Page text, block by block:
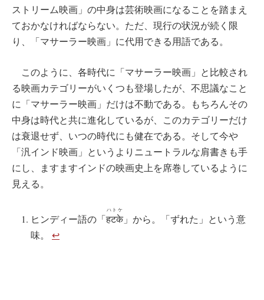
ストリーム映画」の中身は芸術映画になることを踏まえ
ておかなければならない。ただ、現行の状況が続く限
り、「マサーラー映画」に代用できる用語である。
このように、各時代に「マサーラー映画」と比較され
る映画カテゴリーがいくつも登場したが、不思議なこと
に「マサーラー映画」だけは不動である。もちろんその
中身は時代と共に進化しているが、このカテゴリーだけ
は衰退せず、いつの時代にも健在である。そして今や
「汎インド映画」というよりニュートラルな肩書きも手
にし、ますますインドの映画史上を席巻しているように
見える。
ヒンディー語の「हटके
ハトケ
」から。「ずれた」という意
味。 ↩︎